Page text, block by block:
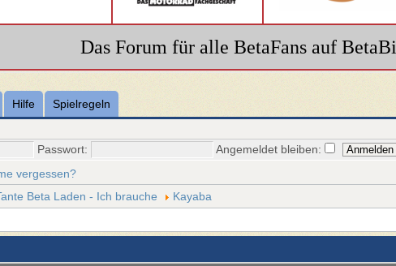
Das Forum für alle BetaFans auf
Hilfe
Spielregeln
Passwort:
Angemeldet bleiben:
vergessen?
Beta Laden - Ich brauche Kayaba